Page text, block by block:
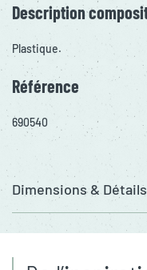
Description
Plastique.
Référence
690540
Dimensions & Détails